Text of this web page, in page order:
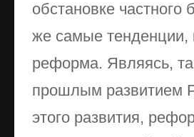
обстановке
же самые тенденции,
реформа. Являясь,
прошлым развитием
этого развития,